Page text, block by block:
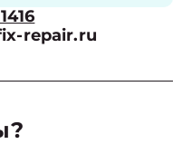
repair.ru